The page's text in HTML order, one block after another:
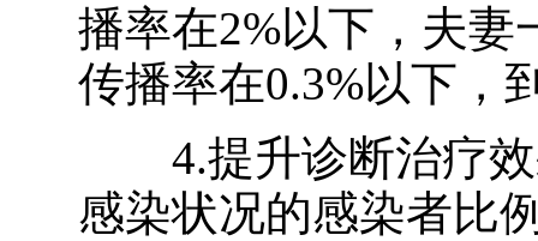
播率在2%以下，夫妻
传播率在0.3%以下，
4.提升诊断治疗
感染状况的感染者比